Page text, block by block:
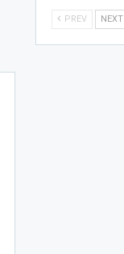
PREV NEXT